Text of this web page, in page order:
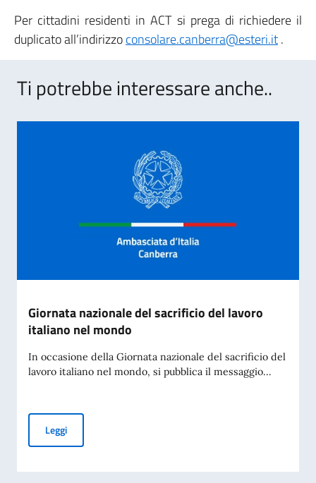
Per cittadini residenti in ACT si prega di richiedere il
duplicato all’indirizzoconsolare.canberra@esteri.it.
Ti potrebbe interessare anche..
Giornata nazionale del sacrificio del lavoro
italiano nel mondo
In occasione della Giornata nazionale del sacrificio del
lavoro italiano nel mondo, si pubblica il messaggio...
LeggiGiornata nazionale del sacrificio del lavoro italiano nel